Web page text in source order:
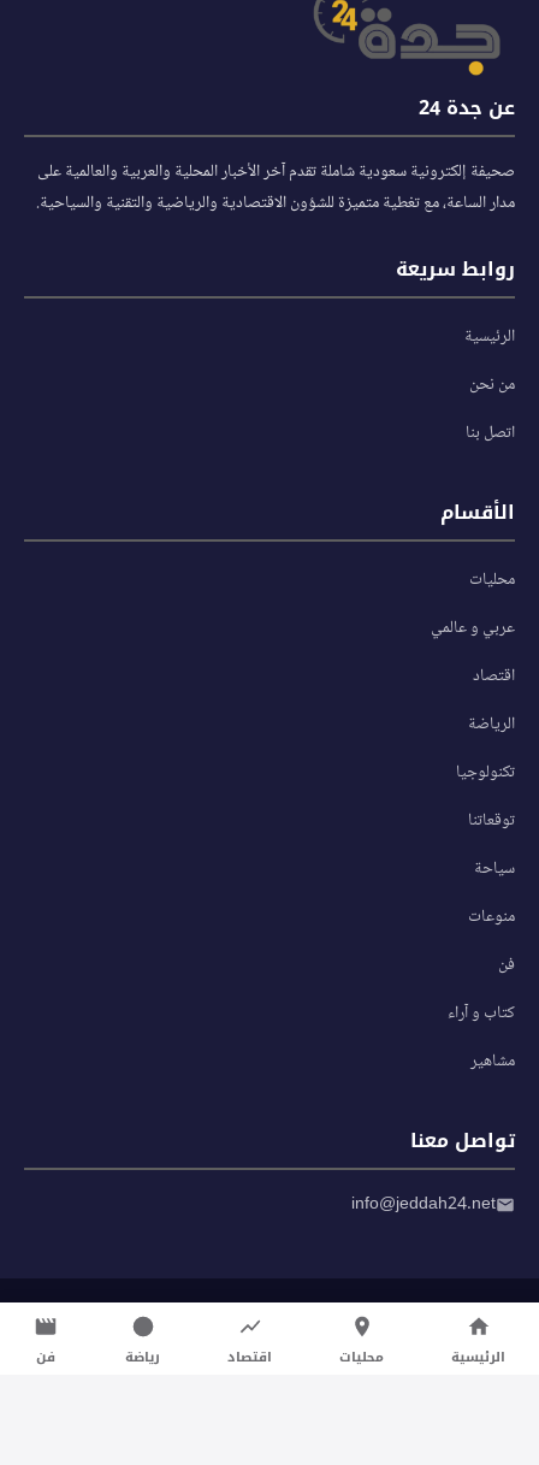
عن جدة 24
صحيفة إلكترونية سعودية شاملة تقدم آخر الأخبار المحلية والعربية والعالمية على
مدار الساعة، مع تغطية متميزة للشؤون الاقتصادية والرياضية والتقنية والسياحية.
روابط سريعة
الرئيسية
من نحن
اتصل بنا
الأقسام
محليات
عربي و عالمي
اقتصاد
الرياضة
تكنولوجيا
توقعاتنا
سياحة
منوعات
فن
كتاب و آراء
مشاهير
تواصل معنا
info@jeddah24.net
سياسة الخصوصية
شروط الاستخدام
الرئيسية محليات اقتصاد رياضة فن